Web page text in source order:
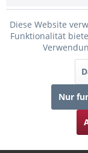
Bewertungen
Infos zum
Folgende Infos
6
Diese Website
Funktionalität
Nur